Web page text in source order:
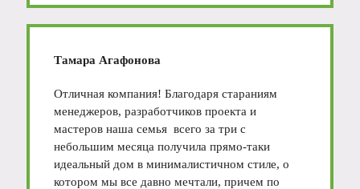
Тамара Агафонова
Отличная компания! Благодаря стараниям
менеджеров, разработчиков проекта и
мастеров наша семья всего за три с
небольшим месяца получила прямо-таки
идеальный дом в минималистичном стиле, о
котором мы все давно мечтали, причем по